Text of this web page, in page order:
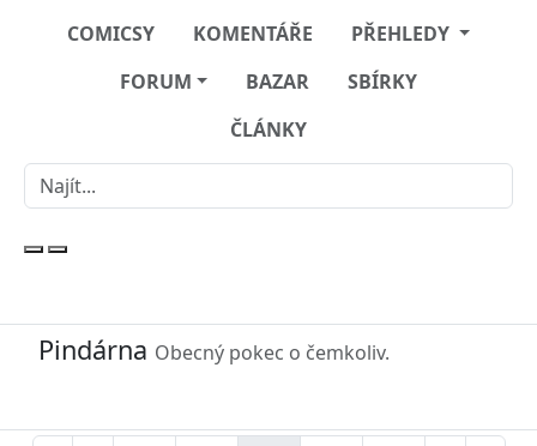
COMICSY KOMENTÁŘE
PŘEHLEDY
FORUM
BAZAR
SBÍRKY
ČLÁNKY
Pindárna Obecný pokec o čemkoliv.